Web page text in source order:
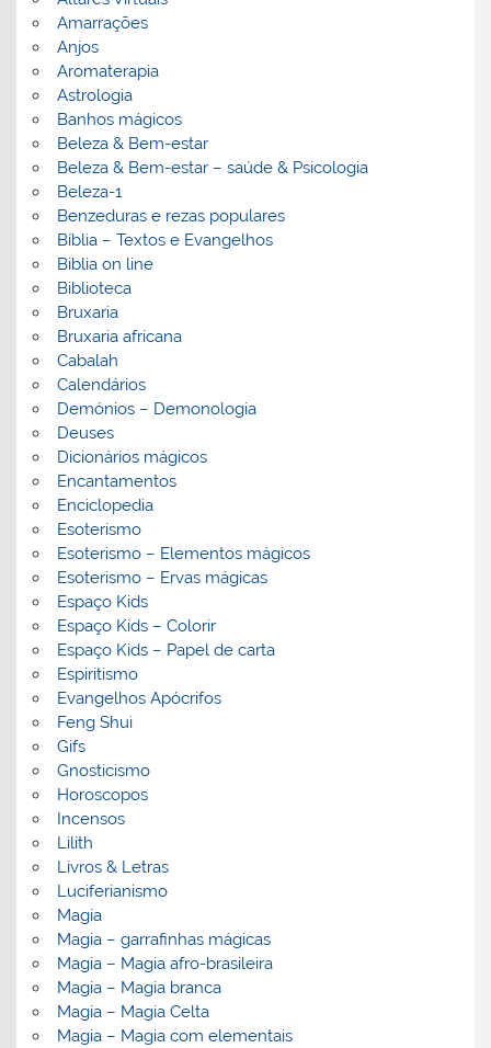
Amarrações
Anjos
Aromaterapia
Astrologia
Banhos mágicos
Beleza & Bem-estar
Beleza & Bem-estar – saúde & Psicologia
Beleza-1
Benzeduras e rezas populares
Bíblia – Textos e Evangelhos
Biblia on line
Biblioteca
Bruxaria
Bruxaria africana
Cabalah
Calendários
Demónios – Demonologia
Deuses
Dicionários mágicos
Encantamentos
Enciclopedia
Esoterismo
Esoterismo – Elementos mágicos
Esoterismo – Ervas mágicas
Espaço Kids
Espaço Kids – Colorir
Espaço Kids – Papel de carta
Espiritismo
Evangelhos Apócrifos
Feng Shui
Gifs
Gnosticismo
Horoscopos
Incensos
Lilith
Livros & Letras
Luciferianismo
Magia
Magia – garrafinhas mágicas
Magia – Magia afro-brasileira
Magia – Magia branca
Magia – Magia Celta
Magia – Magia com elementais